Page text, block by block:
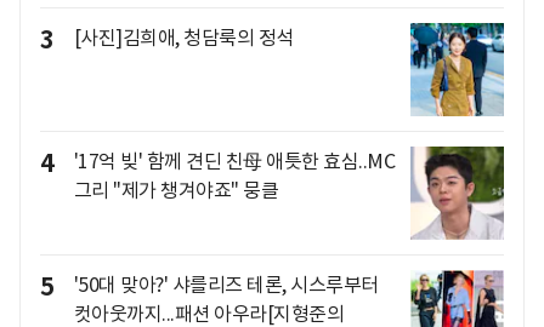
3 [사진]김희애, 청담룩의 정석
4
'17억 빚' 함께 견딘 친母 애틋한 효심..MC
그리 "제가 챙겨야죠" 뭉클
5
'50대 맞아?' 샤를리즈 테론, 시스루부터
컷아웃까지...패션 아우라[지형준의